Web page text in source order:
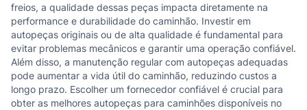
freios, a qualidade dessas peças impacta diretamente na
performance e durabilidade do caminhão. Investir em
autopeças originais ou de alta qualidade é fundamental para
evitar problemas mecânicos e garantir uma operação confiável.
Além disso, a manutenção regular com autopeças adequadas
pode aumentar a vida útil do caminhão, reduzindo custos a
longo prazo. Escolher um fornecedor confiável é crucial para
obter as melhores autopeças para caminhões disponíveis no